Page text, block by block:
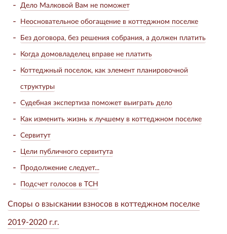
Дело Малковой Вам не поможет
Неосновательное обогащение в коттеджном поселке
Без договора, без решения собрания, а должен платить
Когда домовладелец вправе не платить
Коттеджный поселок, как элемент планировочной
структуры
Судебная экспертиза поможет выиграть дело
Как изменить жизнь к лучшему в коттеджном поселке
Сервитут
Цели публичного сервитута
Продолжение следует...
Подсчет голосов в ТСН
Споры о взыскании взносов в коттеджном поселке
2019-2020 г.г.